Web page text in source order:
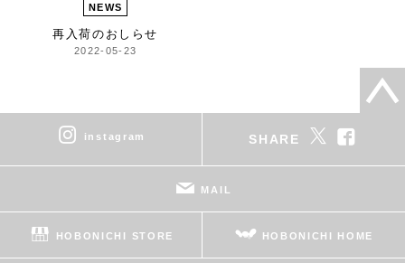
NEWS
再入荷のおしらせ
2022-05-23
instagram SHARE
MAIL
HOBONICHI STORE HOBONICHI HOME